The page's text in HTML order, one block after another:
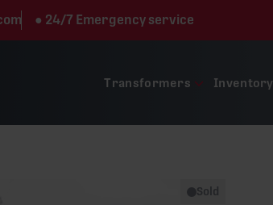
● 24/7 Emergency service
Transformers Inventory
Sold